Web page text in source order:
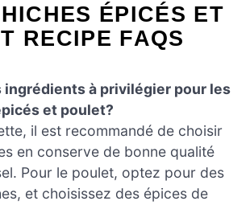
ÉPICÉS ET
RECIPE FAQS
ingrédients à privilégier pour les
et poulet?
il est recommandé de choisir
en conserve de bonne qualité
Pour le poulet, optez pour des
et choisissez des épices de